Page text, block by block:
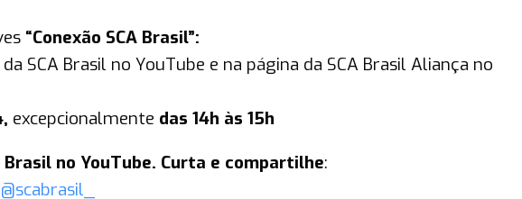
“Conexão SCA Brasil”:
SCA Brasil no YouTube e na página da SCA Brasil Aliança no
excepcionalmente das 14h às 15h
no YouTube. Curta e compartilhe: